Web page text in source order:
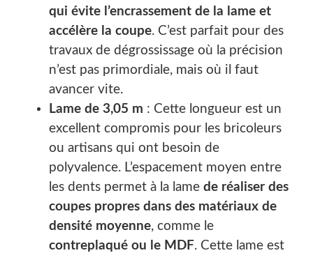
qui évite l’encrassement de la lame et
accélère la coupe. C’est parfait pour des
travaux de dégrossissage où la précision
n’est pas primordiale, mais où il faut
avancer vite.
Lame de 3,05 m : Cette longueur est un
excellent compromis pour les bricoleurs
ou artisans qui ont besoin de
polyvalence. L’espacement moyen entre
les dents permet à la lame de réaliser des
coupes propres dans des matériaux de
densité moyenne, comme le
contreplaqué ou le MDF. Cette lame est